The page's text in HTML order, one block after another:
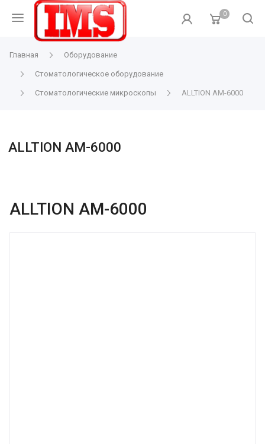
0
Главная Оборудование
Стоматологическое оборудование
Стоматологические микроскопы ALLTION AM-6000
ALLTION AM-6000
ALLTION AM-6000